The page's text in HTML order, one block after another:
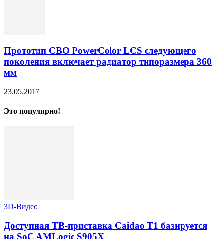
Прототип СВО PowerColor LCS следующего
поколения включает радиатор типоразмера 360
мм
23.05.2017
Это популярно!
3D-Видео
Доступная ТВ-приставка Caidao T1 базируется
на SoC AMLogic S905X